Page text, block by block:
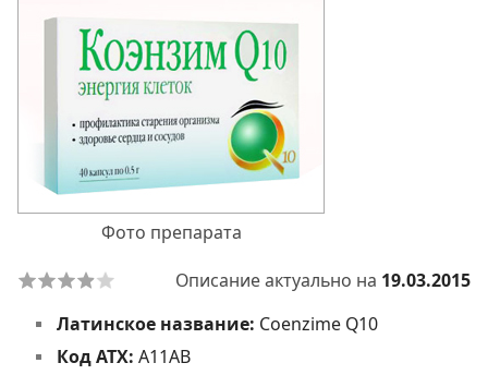
Фото препарата
Описание актуально на 19.03.2015
Латинское название: Coenzime Q10
Код АТХ: A11AB